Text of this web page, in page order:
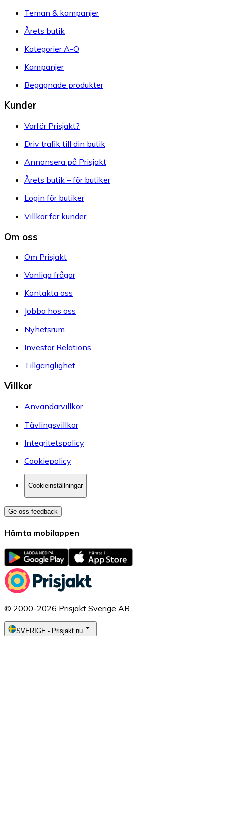
Teman & kampanjer
Årets butik
Kategorier A-Ö
Kampanjer
Begagnade produkter
Kunder
Varför Prisjakt?
Driv trafik till din butik
Annonsera på Prisjakt
Årets butik – för butiker
Login för butiker
Villkor för kunder
Om oss
Om Prisjakt
Vanliga frågor
Kontakta oss
Jobba hos oss
Nyhetsrum
Investor Relations
Tillgänglighet
Villkor
Användarvillkor
Tävlingsvillkor
Integritetspolicy
Cookiepolicy
Cookieinställningar
Ge oss feedback
Hämta mobilappen
© 2000-2026 Prisjakt Sverige AB
SVERIGE - Prisjakt.nu